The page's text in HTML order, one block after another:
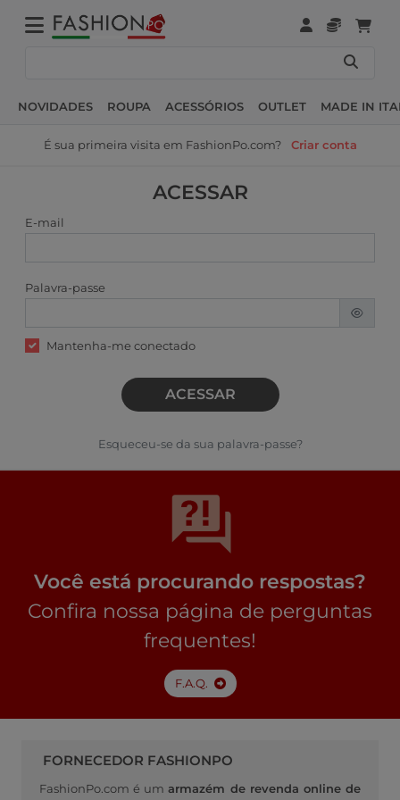
NOVIDADES ROUPA ACESSÓRIOS OUTLET MADE IN
É sua primeira visita em FashionPo.com? Criar conta
ACESSAR
E-mail
Palavra-passe
Mantenha-me conectado
ACESSAR
Esqueceu-se da sua palavra-passe?
Você está procurando respostas?
Confira nossa página de perguntas
frequentes!
F.A.Q.
FORNECEDOR FASHIONPO
FashionPo.com é umarmazém de revenda online de